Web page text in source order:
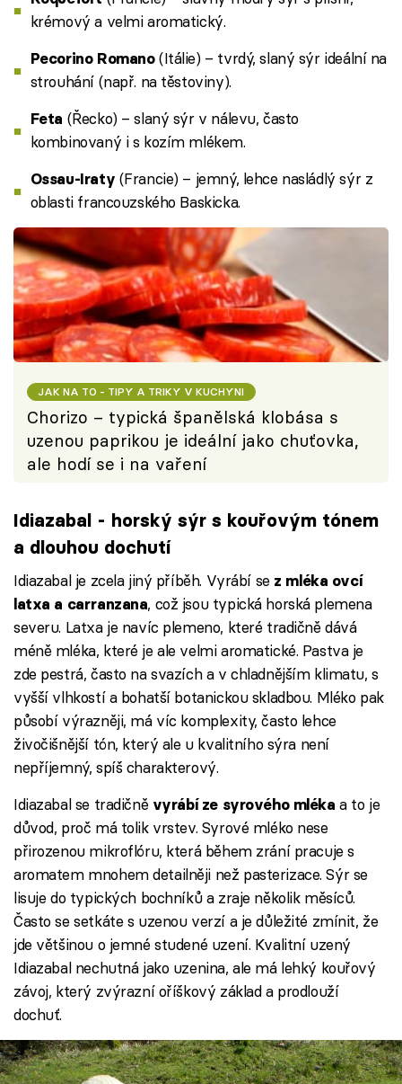
krémový a velmi aromatický.
Pecorino Romano (Itálie) – tvrdý, slaný sýr ideální na
strouhání (např. na těstoviny).
Feta (Řecko) – slaný sýr v nálevu, často
kombinovaný i s kozím mlékem.
Ossau-Iraty (Francie) – jemný, lehce nasládlý sýr z
oblasti francouzského Baskicka.
JAK NA TO - TIPY A TRIKY V KUCHYNI
Chorizo – typická španělská klobása s
uzenou paprikou je ideální jako chuťovka,
ale hodí se i na vaření
Idiazabal - horský sýr s kouřovým tónem
a dlouhou dochutí
Idiazabal je zcela jiný příběh. Vyrábí se z mléka ovcí
latxa a carranzana, což jsou typická horská plemena
severu. Latxa je navíc plemeno, které tradičně dává
méně mléka, které je ale velmi aromatické. Pastva je
zde pestrá, často na svazích a v chladnějším klimatu, s
vyšší vlhkostí a bohatší botanickou skladbou. Mléko pak
působí výrazněji, má víc komplexity, často lehce
živočišnější tón, který ale u kvalitního sýra není
nepříjemný, spíš charakterový.
Idiazabal se tradičně vyrábí ze syrového mlékaa to je
důvod, proč má tolik vrstev. Syrové mléko nese
přirozenou mikroflóru, která během zrání pracuje s
aromatem mnohem detailněji než pasterizace. Sýr se
lisuje do typických bochníků a zraje několik měsíců.
Často se setkáte s uzenou verzí a je důležité zmínit, že
jde většinou o jemné studené uzení. Kvalitní uzený
Idiazabal nechutná jako uzenina, ale má lehký kouřový
závoj, který zvýrazní oříškový základ a prodlouží
dochuť.